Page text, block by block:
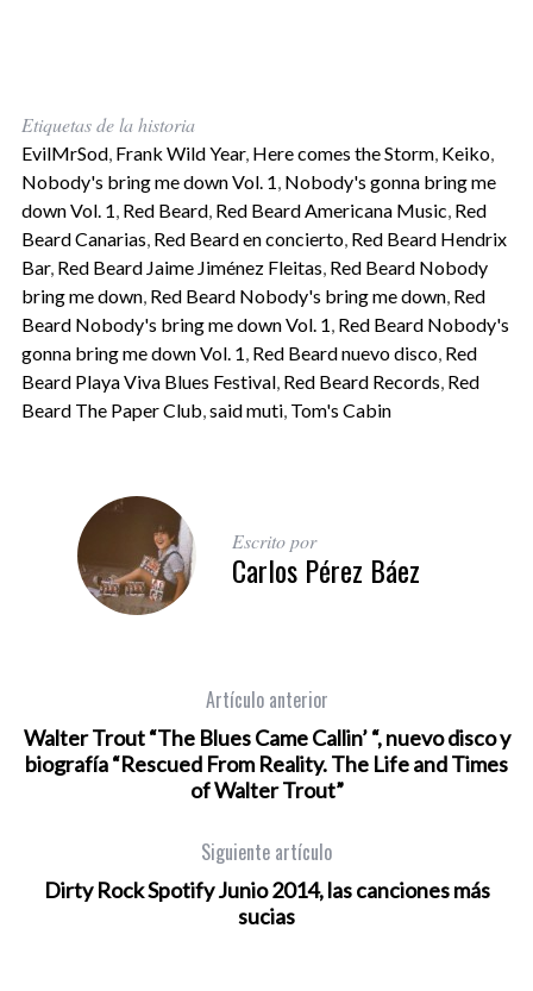
Etiquetas de la historia
EvilMrSod, Frank Wild Year, Here comes the Storm, Keiko,
Nobody's bring me down Vol. 1, Nobody's gonna bring me
down Vol. 1, Red Beard, Red Beard Americana Music, Red
Beard Canarias, Red Beard en concierto, Red Beard Hendrix
Bar, Red Beard Jaime Jiménez Fleitas, Red Beard Nobody
bring me down, Red Beard Nobody's bring me down, Red
Beard Nobody's bring me down Vol. 1, Red Beard Nobody's
gonna bring me down Vol. 1, Red Beard nuevo disco, Red
Beard Playa Viva Blues Festival, Red Beard Records, Red
Beard The Paper Club,said muti, Tom's Cabin
Escrito por
Carlos Pérez Báez
Artículo anterior
Walter Trout “The Blues Came Callin’ “, nuevo disco y
biografía “Rescued From Reality. The Life and Times
of Walter Trout”
Siguiente artículo
Dirty Rock Spotify Junio 2014, las canciones más
sucias